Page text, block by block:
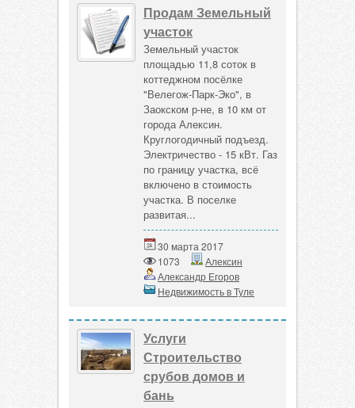
Продам Земельный
участок
Земельный участок
площадью 11,8 соток в
коттеджном посёлке
"Велегож-Парк-Эко", в
Заокском р-не, в 10 км от
города Алексин.
Круглогодичный подъезд.
Электричество - 15 кВт. Газ
по границу участка, всё
включено в стоимость
участка. В поселке
развитая...
30 марта 2017
1073
Алексин
Александр Егоров
Недвижимость в Туле
Услуги
Строительство
срубов домов и
бань